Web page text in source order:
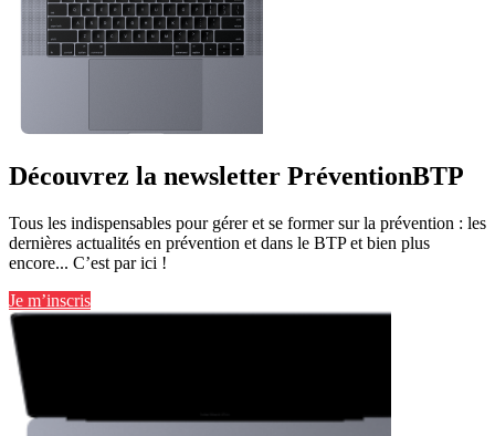
Découvrez la newsletter PréventionBTP
Tous les indispensables pour gérer et se former sur la prévention : les
dernières actualités en prévention et dans le BTP et bien plus
encore... C’est par ici !
Je m’inscris